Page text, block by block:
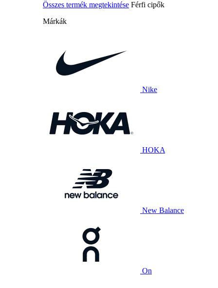
Összes termék megtekintése Férfi cipők
Márkák
Nike
HOKA
New Balance
On